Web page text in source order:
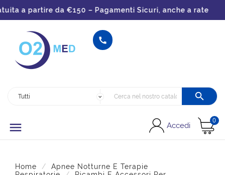
a partire da €150 – Pagamenti Sicuri, anche a rate


 Accedi
0
Home
Apnee Notturne E Terapie